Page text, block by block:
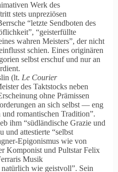
Werk des
stets unpreziösen
letzte Sendboten des
,
geisterfüllte
wahren Meisters , der nicht
schien. Eines originären
selbst erschuf und nur an
(lt. Le Courier
des Taktstocks neben
ohne Prämissen
an sich selbst — eng
romantischen Tradition .
ihm
südländische Grazie und
und attestierte
selbst
Epigonismus wie von
Komponist und Pultstar Felix
Musik
wie geistvoll . Sein